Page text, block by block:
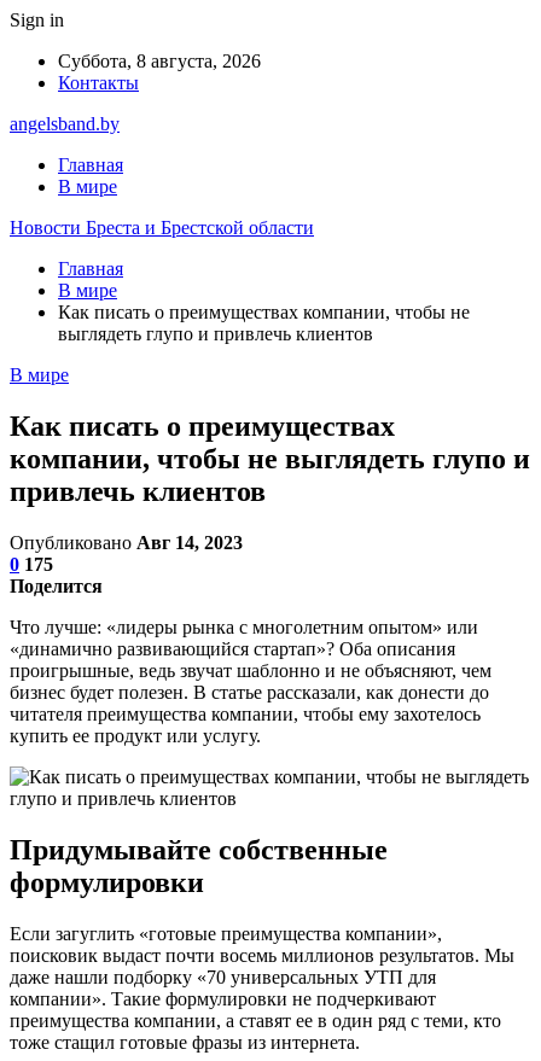
Sign in
Суббота, 8 августа, 2026
Контакты
angelsband.by
Главная
В мире
Новости Бреста и Брестской области
Главная
В мире
Как писать о преимуществах компании, чтобы не
выглядеть глупо и привлечь клиентов
В мире
Как писать о преимуществах
компании, чтобы не выглядеть глупо и
привлечь клиентов
Опубликовано Авг 14, 2023
0 175
Поделится
Что лучше: «лидеры рынка с многолетним опытом» или
«динамично развивающийся стартап»? Оба описания
проигрышные, ведь звучат шаблонно и не объясняют, чем
бизнес будет полезен. В статье рассказали, как донести до
читателя преимущества компании, чтобы ему захотелось
купить ее продукт или услугу.
Придумывайте собственные
формулировки
Если загуглить «готовые преимущества компании»,
поисковик выдаст почти восемь миллионов результатов. Мы
даже нашли подборку «70 универсальных УТП для
компании». Такие формулировки не подчеркивают
преимущества компании, а ставят ее в один ряд с теми, кто
тоже стащил готовые фразы из интернета.